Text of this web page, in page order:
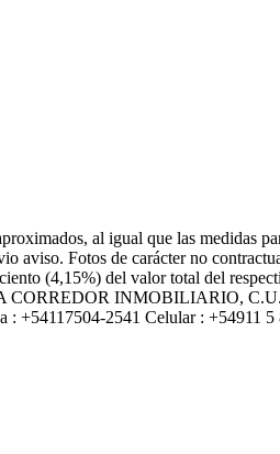
al igual que las medidas
aviso. Fotos de carácter no
(4,15%) del valor total del
CORREDOR INMOBILIARIO,
2541 Celular : +54911 5